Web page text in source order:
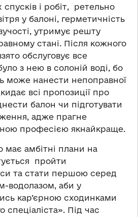
спусків і робіт, ретельно
у балоні, герметичність
утримує решту
стані. Після кожного
обслуговує все
з нею в солоній воді, бо
може нанести непоправної
всі пропозиції про
балон чи підготувати
адже прагне
професією якнайкраще.
має амбітні плани на
пройти
та стати першою серед
водолазом, аби у
кар’єрною сходинками
спеціаліста». Під час